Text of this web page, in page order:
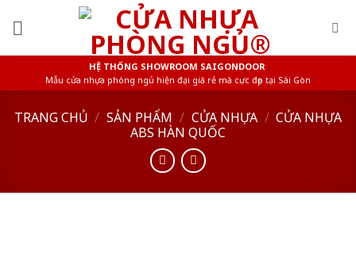
HỆ THỐNG SHOWROOM SAIGONDOOR
Mẫu cửa nhựa phòng ngủ hiện đại giá rẻ mà cực đẹp tại Sài Gòn
TRANG CHỦ / SẢN PHẨM / CỬA NHỰA / CỬA NHỰA
ABS HÀN QUỐC